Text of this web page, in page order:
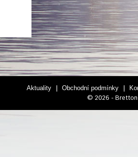
Aktuality | Obchodní podmínky |
© 2026 - Bretton